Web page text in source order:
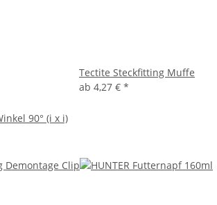
90° (i x i)
Tectite Steckfitting Muffe
ab 4,27 € *